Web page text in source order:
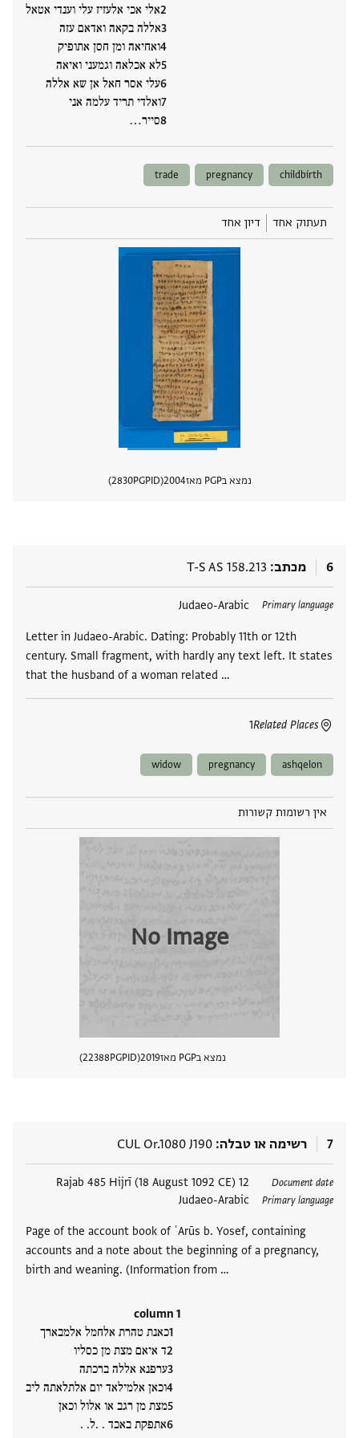
אלי אכי אלעזיז עלי וענדי אטאל
אללה בקאה ואדאם עזה
ואחיאה ומן חסן אתופיק
לא אכלאה וגמעני ואיאה
עלי אסר חאל אן שא אללה
ואלדי תריד עלמה אני
סייר‮…
childbirth
pregnancy
trade
תעתוק אחד דיון אחד
נמצא בPGP מאז 2004
PGPID
2830
6 מכתב T-S AS 158.213
Primary language
Judaeo-Arabic
Letter in Judaeo-Arabic. Dating: Probably 11th or 12th
century. Small fragment, with hardly any text left. It states
that the husband of a woman related …
Related Places
1
תגים
ashqelon
pregnancy
widow
אין רשומות קשורות
No Image
נמצא בPGP מאז 2019
PGPID
22388
7 רשימה או טבלה CUL Or.1080 J190
Document date
12 Rajab 485 Hijrī (18 August 1092 CE)
Primary language
Judaeo-Arabic
Page of the account book of ʿArūs b. Yosef, containing
accounts and a note about the beginning of a pregnancy,
birth and weaning. (Information from …
column 1
כאנת טהרת אלחמל אלמבארך
ד איאם מצת מן כסליו
ערפנא אללה ברכתה
וכאן אלמילאד יום אלתלאתה ליב
מצת מן רגב או אלול וכאן
אתפקת באכד . .ל. .
תגים